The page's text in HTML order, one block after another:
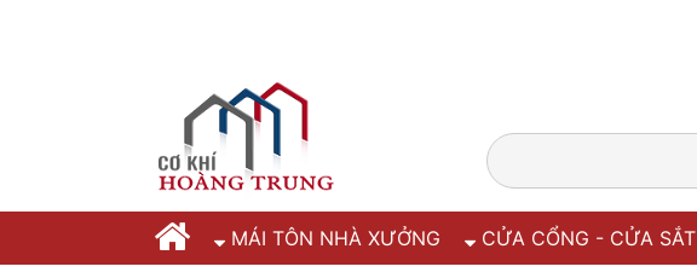
MÁI TÔN NHÀ XƯỞNG CỬA CỔNG - CỬA SẮT